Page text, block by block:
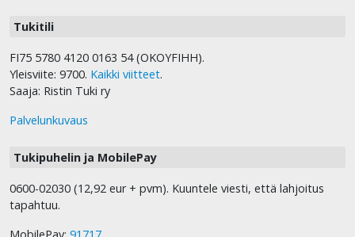
Tukitili
FI75 5780 4120 0163 54 (OKOYFIHH).
Yleisviite: 9700. Kaikki viitteet.
Saaja: Ristin Tuki ry
Palvelunkuvaus
Tukipuhelin ja MobilePay
0600-02030 (12,92 eur + pvm). Kuuntele viesti, että lahjoitus
tapahtuu.